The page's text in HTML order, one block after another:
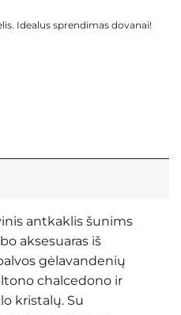
Idealus sprendimas dovanai!
antkaklis šunims
aksesuaras iš
gėlavandenių
chalcedono ir
kristalų. Su